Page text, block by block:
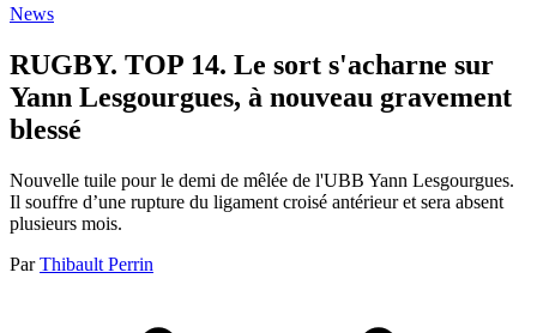
News
RUGBY. TOP 14. Le sort s'acharne sur
Yann Lesgourgues, à nouveau gravement
blessé
Nouvelle tuile pour le demi de mêlée de l'UBB Yann Lesgourgues.
Il souffre d’une rupture du ligament croisé antérieur et sera absent
plusieurs mois.
Par Thibault Perrin